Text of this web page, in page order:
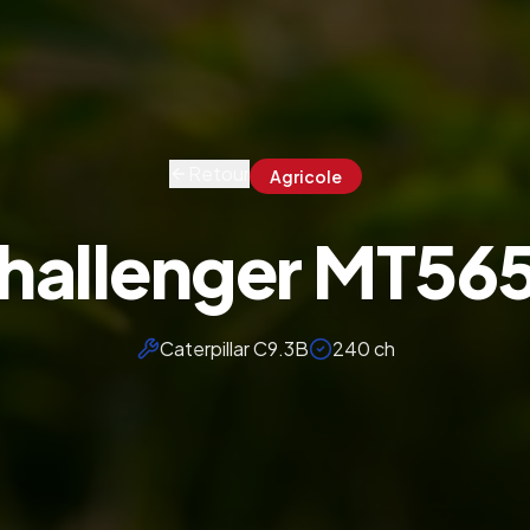
Agricole
Caterpillar C9.3B 240 ch